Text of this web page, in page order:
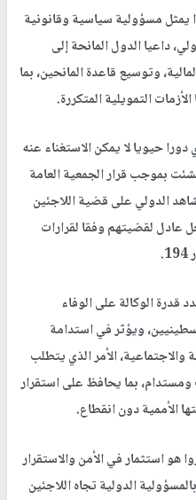
يمثل مسؤولية سياسية وقانونية
داعيا الدول المانحة إلى
وتوسيع قاعدة المانحين، بما
التمويلية المتكررة.
حيويا لا يمكن الاستغناء عنه
بموجب قرار الجمعية العامة
(302)، وتمثل الشاهد الدولي على قضية اللاجئين
عادل لقضيتهم وفقا لقرارات
قدرة الوكالة على الوفاء
ويؤثر في استدامة
والاجتماعية، الأمر الذي يتطلب
ومستدام، بما يحافظ على استقرار
الأممية دون انقطاع.
هو استثمار في الأمن والاستقرار
الدولية تجاه اللاجئين